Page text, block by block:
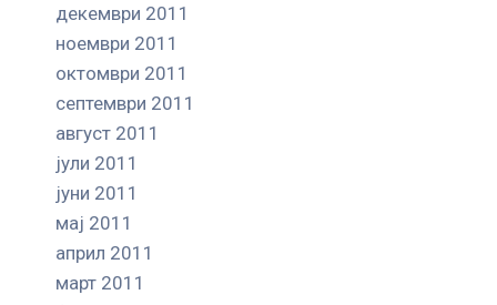
декември 2011
ноември 2011
октомври 2011
септември 2011
август 2011
јули 2011
јуни 2011
мај 2011
април 2011
март 2011